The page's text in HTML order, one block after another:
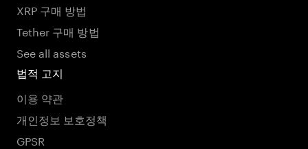
XRP 구매 방법
Tether 구매 방법
See all assets
법적 고지
이용 약관
개인정보 보호정책
GPSR